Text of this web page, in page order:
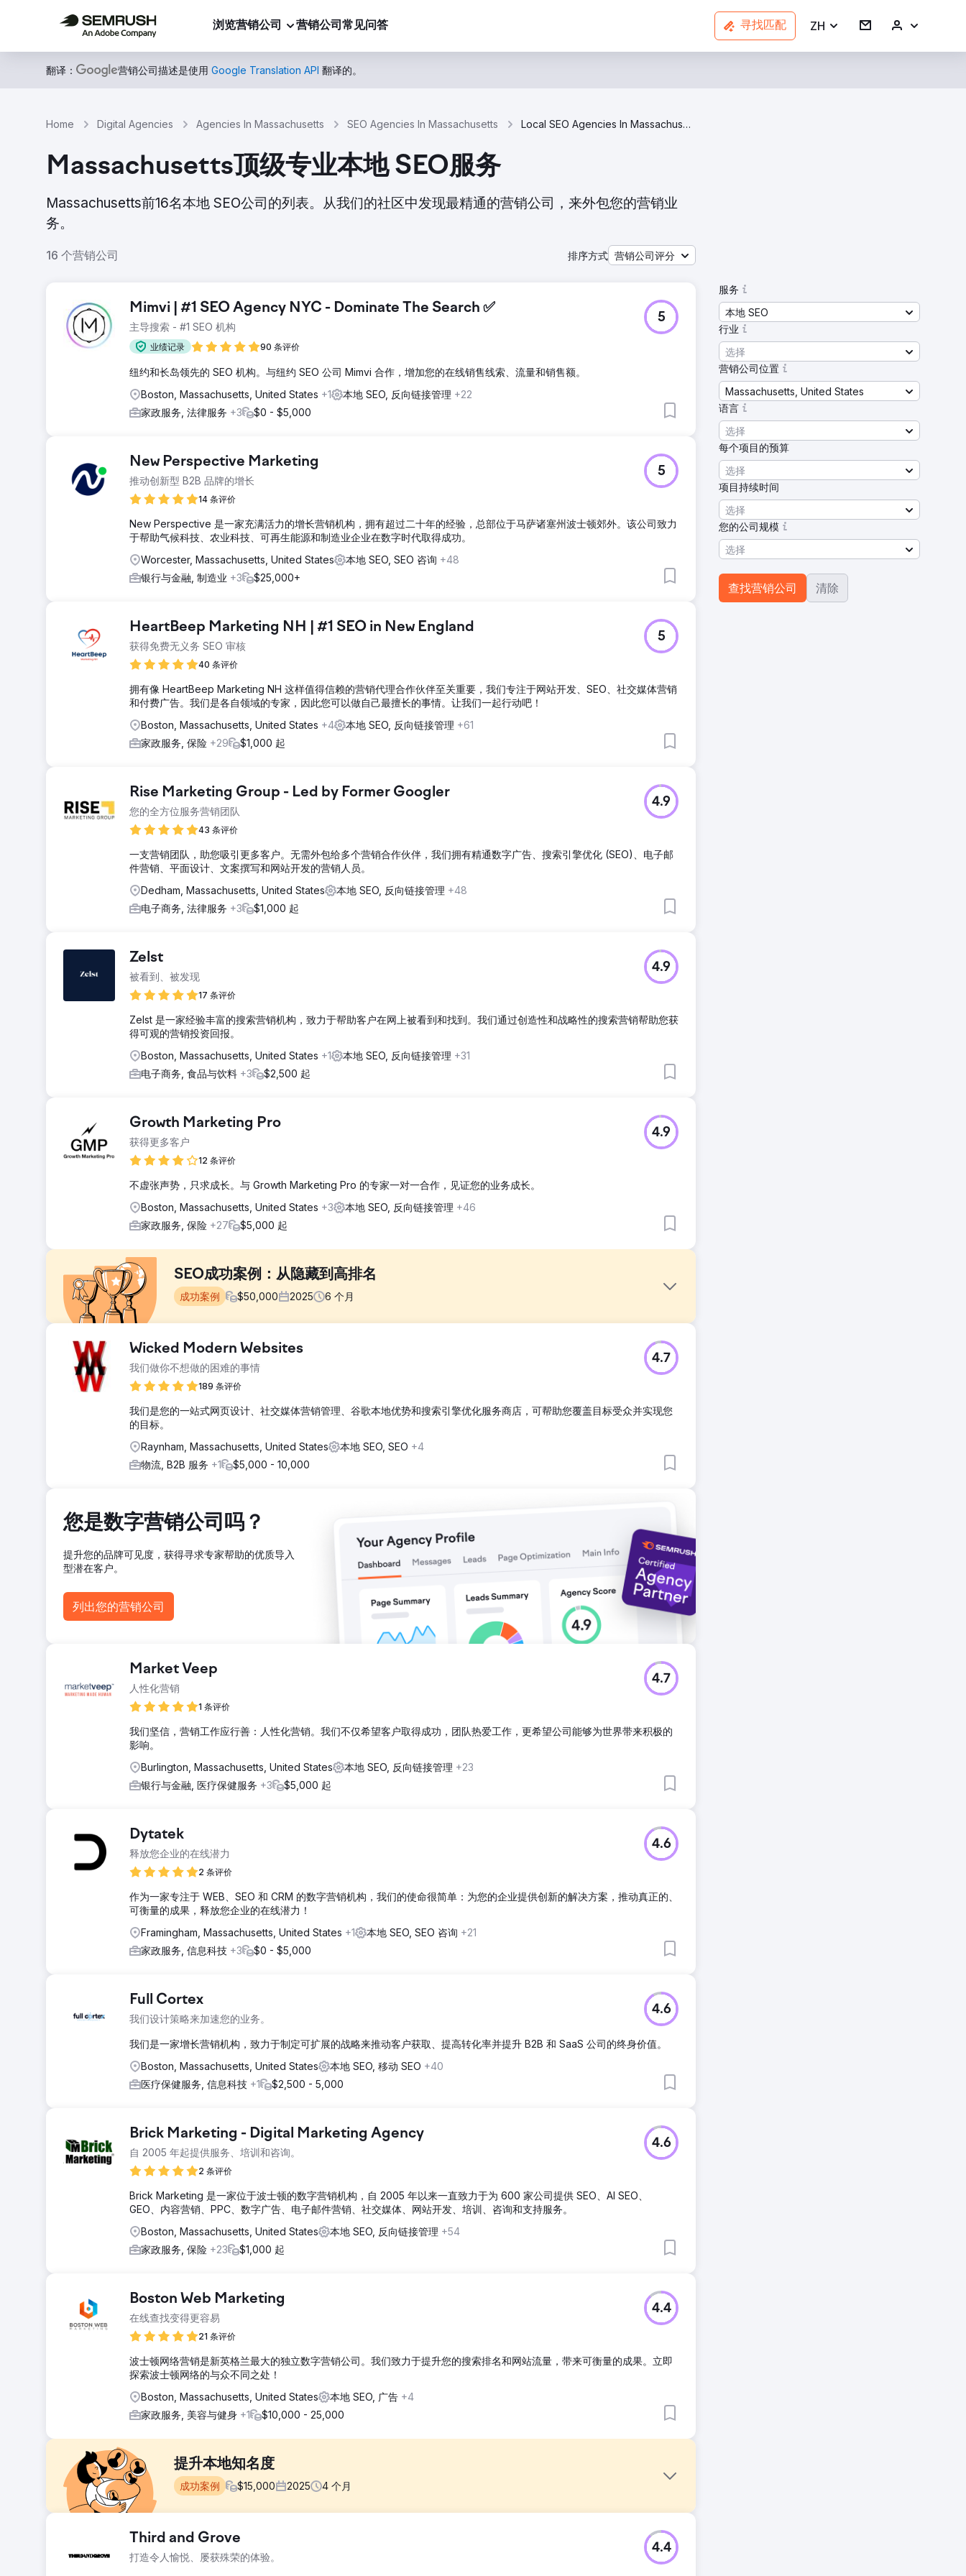
浏览营销公司 营销公司 常见问答 寻找匹配 ZH
翻译： 营销公司描述是使用 Google Translation API 翻译的。
Home Digital Agencies Agencies In Massachusetts SEO Agencies In Massachusetts Local SEO Agencies In Massachusetts
Massachusetts顶级专业本地 SEO服务
Massachusetts前16名本地 SEO公司的列表。从我们的社区中发现最精通的营销公司，来外包您的营销业
务。
16 个营销公司 排序方式 营销公司评分
Mimvi | #1 SEO Agency NYC - Dominate The Search ✅
主导搜索 - #1 SEO 机构
业绩记录 90 条评价
5
纽约和长岛领先的 SEO 机构。与纽约 SEO 公司 Mimvi 合作，增加您的在线销售线索、流量和销售额。
Boston, Massachusetts, United States +1 本地 SEO, 反向链接管理 +22
家政服务, 法律服务 +3 $0 - $5,000
New Perspective Marketing
推动创新型 B2B 品牌的增长
14 条评价
5
New Perspective 是一家充满活力的增长营销机构，拥有超过二十年的经验，总部位于马萨诸塞州波士顿郊外。该公司致力
于帮助气候科技、农业科技、可再生能源和制造业企业在数字时代取得成功。
Worcester, Massachusetts, United States
本地 SEO, SEO 咨询 +48
银行与金融, 制造业 +3 $25,000+
HeartBeep Marketing NH | #1 SEO in New England
获得免费无义务 SEO 审核
40 条评价
5
拥有像 HeartBeep Marketing NH 这样值得信赖的营销代理合作伙伴至关重要，我们专注于网站开发、SEO、社交媒体营销
和付费广告。我们是各自领域的专家，因此您可以做自己最擅长的事情。让我们一起行动吧！
Boston, Massachusetts, United States +4 本地 SEO, 反向链接管理 +61
家政服务, 保险 +29 $1,000 起
Rise Marketing Group - Led by Former Googler
您的全方位服务营销团队
43 条评价
4.9
一支营销团队，助您吸引更多客户。无需外包给多个营销合作伙伴，我们拥有精通数字广告、搜索引擎优化 (SEO)、电子邮
件营销、平面设计、文案撰写和网站开发的营销人员。
Dedham, Massachusetts, United States
本地 SEO, 反向链接管理 +48
电子商务, 法律服务 +3 $1,000 起
Zelst
被看到、被发现
17 条评价
4.9
Zelst 是一家经验丰富的搜索营销机构，致力于帮助客户在网上被看到和找到。我们通过创造性和战略性的搜索营销帮助您获
得可观的营销投资回报。
Boston, Massachusetts, United States +1 本地 SEO, 反向链接管理 +31
电子商务, 食品与饮料 +3 $2,500 起
Growth Marketing Pro
获得更多客户
12 条评价
4.9
不虚张声势，只求成长。与 Growth Marketing Pro 的专家一对一合作，见证您的业务成长。
Boston, Massachusetts, United States +3 本地 SEO, 反向链接管理 +46
家政服务, 保险 +27 $5,000 起
SEO成功案例：从隐藏到高排名
成功案例 $50,000 2025 6 个月
挑战
一家全国性电商品牌找到我们，他们正面临着自然流量低、过度依赖付费广告以及产品描述重复等问题，这些问题严重影响了他们的排名。
尽管他们的产品目录庞大，但只有不到 20% 的流量来自搜索，而且他们的大多数主打产品都没有出现在排名前 50 位。
解决方案
Saints & Sparrows 团队制定了一套完整的 SEO 计划，首先是技术修复，以提高网站速度，添加结构化数据，并实施架构标记。我们重写
了 200 多个产品描述，并使用了 SEO 优化且独特的文案，并制定了以博客集群和内部链接为支撑的长尾词为目标的关键词策略。为了最大
在六个月内，客户实现了显著增长。自然流量增长超过 100%，超过 20 个竞争产品关键词排名进入前三。付费广告依赖度下降了 65%，
前往营销公司页面
Wicked Modern Websites
我们做你不想做的困难的事情
189 条评价
4.7
我们是您的一站式网页设计、社交媒体营销管理、谷歌本地优势和搜索引擎优化服务商店，可帮助您覆盖目标受众并实现您
的目标。
Raynham, Massachusetts, United States
本地 SEO, SEO +4
物流, B2B 服务 +1 $5,000 - 10,000
您是数字营销公司吗？
提升您的品牌可见度，获得寻求专家帮助的优质导入
型潜在客户。
列出您的营销公司
Market Veep
人性化营销
1 条评价
4.7
我们坚信，营销工作应行善：人性化营销。我们不仅希望客户取得成功，团队热爱工作，更希望公司能够为世界带来积极的
影响。
Burlington, Massachusetts, United States
本地 SEO, 反向链接管理 +23
银行与金融, 医疗保健服务 +3 $5,000 起
Dytatek
释放您企业的在线潜力
2 条评价
4.6
作为一家专注于 WEB、SEO 和 CRM 的数字营销机构，我们的使命很简单：为您的企业提供创新的解决方案，推动真正的、
可衡量的成果，释放您企业的在线潜力！
Framingham, Massachusetts, United States +1 本地 SEO, SEO 咨询 +21
家政服务, 信息科技 +3 $0 - $5,000
Full Cortex
我们设计策略来加速您的业务。
4.6
我们是一家增长营销机构，致力于制定可扩展的战略来推动客户获取、提高转化率并提升 B2B 和 SaaS 公司的终身价值。
Boston, Massachusetts, United States
本地 SEO, 移动 SEO +40
医疗保健服务, 信息科技 +1 $2,500 - 5,000
Brick Marketing - Digital Marketing Agency
自 2005 年起提供服务、培训和咨询。
2 条评价
4.6
Brick Marketing 是一家位于波士顿的数字营销机构，自 2005 年以来一直致力于为 600 家公司提供 SEO、AI SEO、
GEO、内容营销、PPC、数字广告、电子邮件营销、社交媒体、网站开发、培训、咨询和支持服务。
Boston, Massachusetts, United States
本地 SEO, 反向链接管理 +54
家政服务, 保险 +23 $1,000 起
Boston Web Marketing
在线查找变得更容易
21 条评价
4.4
波士顿网络营销是新英格兰最大的独立数字营销公司。我们致力于提升您的搜索排名和网站流量，带来可衡量的成果。立即
探索波士顿网络的与众不同之处！
Boston, Massachusetts, United States
本地 SEO, 广告 +4
家政服务, 美容与健身 +1 $10,000 - 25,000
提升本地知名度
成功案例 $15,000 2025 4 个月
一家区域性园林绿化公司难以在本地搜索结果中脱颖而出，业务被线上曝光度更高的竞争对手抢走。尽管他们的网站拥有良好的口碑和口碑
推荐，但其基于位置的关键词排名却很低，这限制了他们从搜索引擎获取新线索的能力。
Third and Grove
打造令人愉悦、屡获殊荣的体验。
4.4
服务
本地 SEO
行业
选择
营销公司位置
Massachusetts, United States
语言
选择
每个项目的预算
选择
项目持续时间
选择
您的公司规模
选择
查找营销公司 清除